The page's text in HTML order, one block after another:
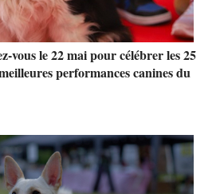
vous le 22 mai pour célébrer les 25
performances canines du